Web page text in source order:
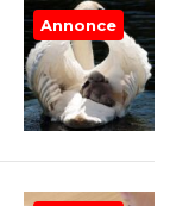
Annonce